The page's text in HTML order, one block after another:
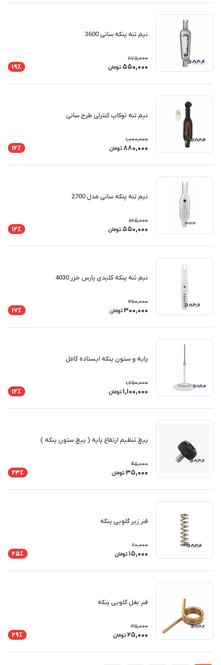
نیم تنه پنکه سانی 3600
675,000
550,000 تومان 19٪
نیم تنه توکاپ کنترلی طرح سانی
1,000,000
880,000 تومان 12٪
نیم تنه پنکه سانی مدل 2700
625,000
550,000 تومان 12٪
نیم تنه پنکه کلیدی پارس خزر 4030
360,000
300,000 تومان 17٪
پایه و ستون پنکه ایستاده کامل
1,250,000
1,100,000 تومان 12٪
پیچ تنظیم ارتفاع پایه ( پیچ ستون پنکه )
45,000
35,000 تومان 23٪
فنر زیر گلویی پنکه
20,000
15,000 تومان 25٪
فنر بغل گلویی پنکه
35,000
25,000 تومان 29٪